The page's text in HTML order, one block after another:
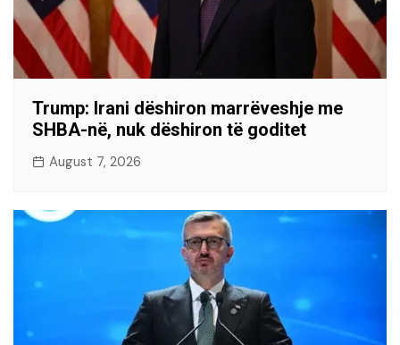
Trump: Irani dëshiron marrëveshje me
SHBA-në, nuk dëshiron të goditet
August 7, 2026